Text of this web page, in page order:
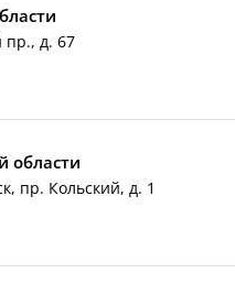
пр., д. 67
области
пр. Кольский, д. 1